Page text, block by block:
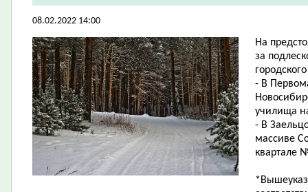
08.02.2022 14:00
На
за
- В
училища
- В
массиве
квартале